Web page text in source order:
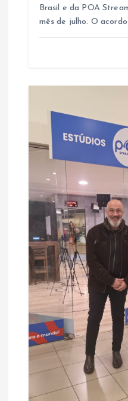
Brasil e da POA
mês de julho. O